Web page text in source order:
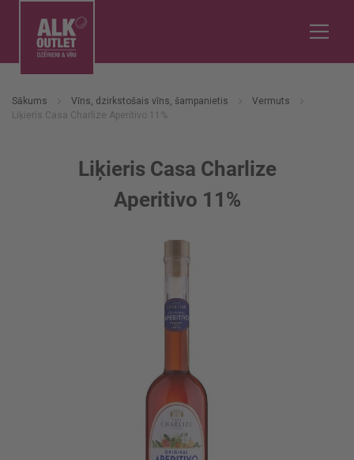
Sākums Vīns, dzirkstošais vīns, šampanietis
Vermuts
Liķieris Casa Charlize Aperitivo 11%
Liķieris Casa Charlize
Aperitivo 11%